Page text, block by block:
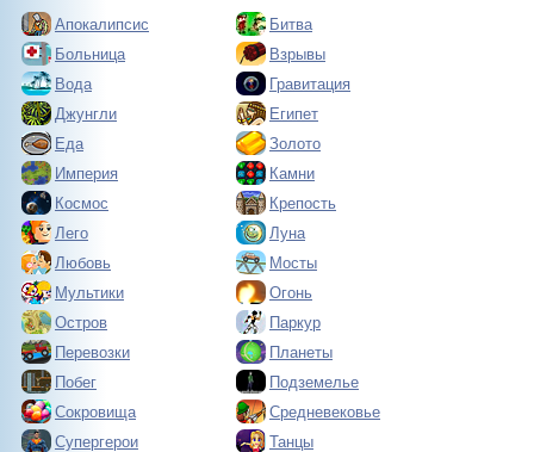
Апокалипсис
Битва
Больница
Взрывы
Вода
Гравитация
Джунгли
Египет
Еда
Золото
Империя
Камни
Космос
Крепость
Лего
Луна
Любовь
Мосты
Мультики
Огонь
Остров
Паркур
Перевозки
Планеты
Побег
Подземелье
Сокровища
Средневековье
Супергерои
Танцы